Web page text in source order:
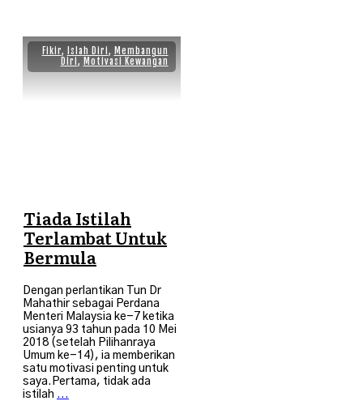
Fikir, Islah Diri, Membangun
Diri, Motivasi Kewangan
Tiada Istilah
Terlambat Untuk
Bermula
Dengan perlantikan Tun Dr
Mahathir sebagai Perdana
Menteri Malaysia ke-7 ketika
usianya 93 tahun pada 10 Mei
2018 (setelah Pilihanraya
Umum ke-14), ia memberikan
satu motivasi penting untuk
saya.Pertama, tidak ada
istilah ...